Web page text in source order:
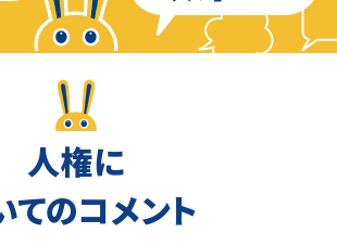
人権に
てのコメント